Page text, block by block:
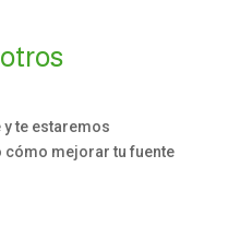
te estaremos
mejorar tu fuente